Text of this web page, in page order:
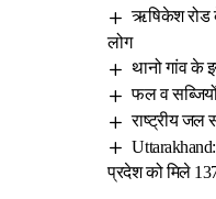
ऋषिकेश रोड
लोग
थानो गांव के
फल व सब्जियों
राष्ट्रीय जल
प्रदेश को मिले